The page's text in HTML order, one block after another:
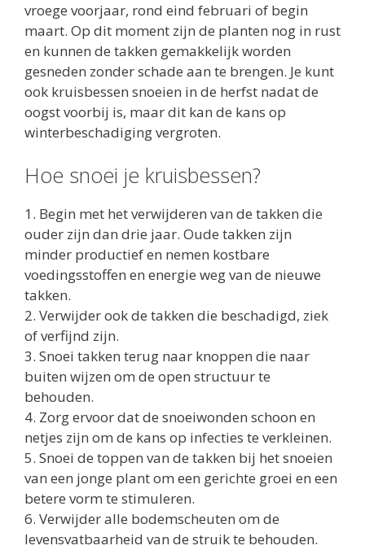
vroege voorjaar, rond eind februari of begin
maart. Op dit moment zijn de planten nog in rust
en kunnen de takken gemakkelijk worden
gesneden zonder schade aan te brengen. Je kunt
ook kruisbessen snoeien in de herfst nadat de
oogst voorbij is, maar dit kan de kans op
winterbeschadiging vergroten.
Hoe snoei je kruisbessen?
1. Begin met het verwijderen van de takken die
ouder zijn dan drie jaar. Oude takken zijn
minder productief en nemen kostbare
voedingsstoffen en energie weg van de nieuwe
takken.
2. Verwijder ook de takken die beschadigd, ziek
of verfijnd zijn.
3. Snoei takken terug naar knoppen die naar
buiten wijzen om de open structuur te
behouden.
4. Zorg ervoor dat de snoeiwonden schoon en
netjes zijn om de kans op infecties te verkleinen.
5. Snoei de toppen van de takken bij het snoeien
van een jonge plant om een ​​gerichte groei en een
betere vorm te stimuleren.
6. Verwijder alle bodemscheuten om de
levensvatbaarheid van de struik te behouden.